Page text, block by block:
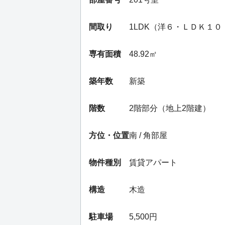
間取り 1LDK（洋６・ＬＤＫ１０
専有面積 48.92㎡
築年数 新築
階数 2階部分（地上2階建）
方位・位置南 / 角部屋
物件種別 賃貸アパート
構造 木造
駐車場 5,500円